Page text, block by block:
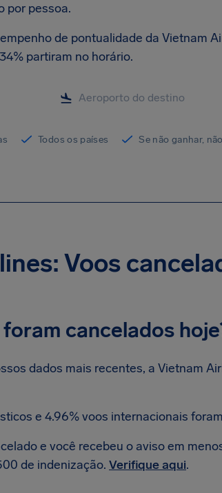
por pessoa.
de pontualidade da Vietnam
partiram no horário.
Todos os países Se não ganhar,
Voos
cancelados
dados mais recentes, a Vietnam
e 4.96% voos internacionais
e você recebeu o aviso em
de indenização. Verifique aqui.